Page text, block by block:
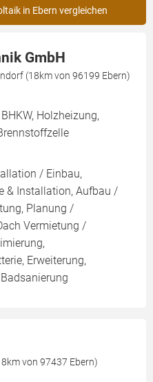
in Ebern vergleichen
GmbH
(18km von 96199 Ebern)
Holzheizung,
/ Einbau,
& Installation, Aufbau /
Planung /
Vermietung /
Erweiterung,
von 97437 Ebern)